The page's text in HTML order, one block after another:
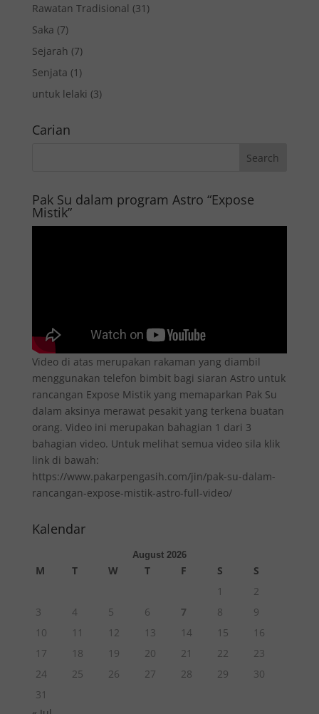
Rawatan Tradisional (31)
Saka (7)
Sejarah (7)
Senjata (1)
untuk lelaki (3)
Carian
Pak Su dalam program Astro “Expose
Mistik”
Video di atas merupakan rakaman yang diambil
menggunakan telefon bimbit bagi siaran Astro untuk
rancangan Expose Mistik yang memaparkan Pak Su
dalam aksinya merawat pesakit yang terkena buatan
orang. Video ini merupakan bahagian 1 dari 3
bahagian video. Untuk melihat semua video sila klik
link di bawah:
https://www.pakarpengasih.com/jin/pak-su-dalam-
rancangan-expose-mistik-astro-full-video/
Kalendar
August 2026
M T W T F S
S
1
2
3
4 5 6 7 8
9
10
11 12 13 14 15
16
17
18 19 20 21 22
23
24
25 26 27 28 29
30
31